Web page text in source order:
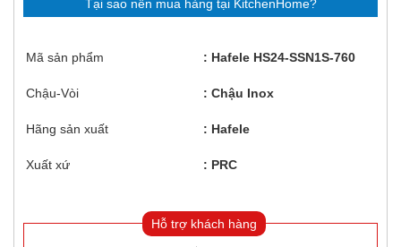
Tại sao nên mua hàng tại KitchenHome?
Mã sản phẩm Hafele HS24-SSN1S-760
Chậu-Vòi Chậu Inox
Hãng sản xuất Hafele
Xuất xứ PRC
Hỗ trợ khách hàng